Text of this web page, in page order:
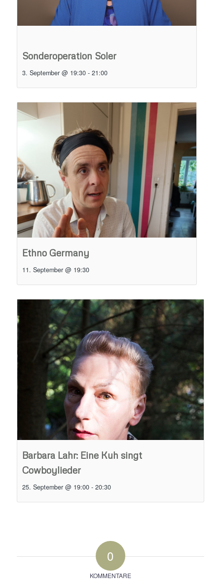
Sonderoperation Soler
3. September @ 19:30 - 21:00
Ethno Germany
11. September @ 19:30
Barbara Lahr: Eine Kuh singt
Cowboylieder
25. September @ 19:00 - 20:30
0
KOMMENTARE